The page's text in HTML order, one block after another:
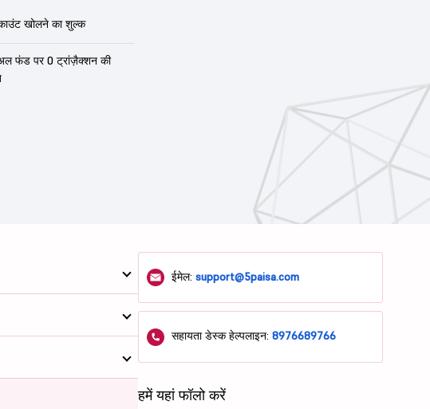
खोलने का शुल्क
फंड पर 0 ट्रांज़ैक्शन की
ईमेल:support@5paisa.com
सहायता डेस्क हेल्पलाइन:8976689766
हमें यहां फॉलो करें